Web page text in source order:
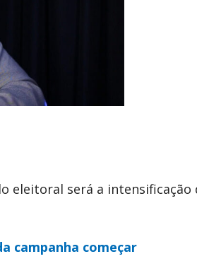
eleitoral será a intensificação
campanha começar